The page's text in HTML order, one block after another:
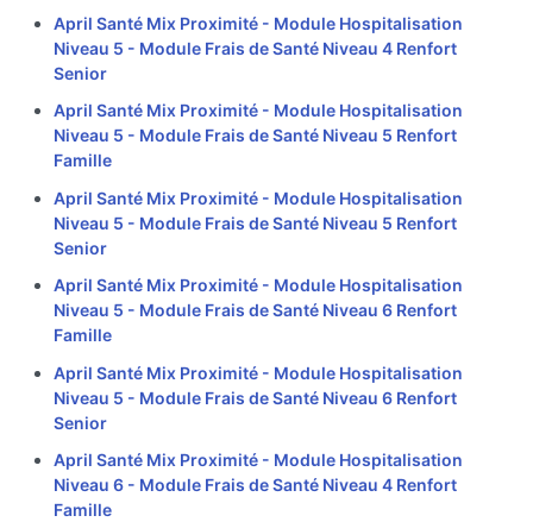
April Santé Mix Proximité - Module Hospitalisation
Niveau 5 - Module Frais de Santé Niveau 4 Renfort
Senior
April Santé Mix Proximité - Module Hospitalisation
Niveau 5 - Module Frais de Santé Niveau 5 Renfort
Famille
April Santé Mix Proximité - Module Hospitalisation
Niveau 5 - Module Frais de Santé Niveau 5 Renfort
Senior
April Santé Mix Proximité - Module Hospitalisation
Niveau 5 - Module Frais de Santé Niveau 6 Renfort
Famille
April Santé Mix Proximité - Module Hospitalisation
Niveau 5 - Module Frais de Santé Niveau 6 Renfort
Senior
April Santé Mix Proximité - Module Hospitalisation
Niveau 6 - Module Frais de Santé Niveau 4 Renfort
Famille